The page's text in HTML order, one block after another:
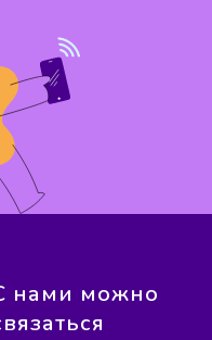
нами можно